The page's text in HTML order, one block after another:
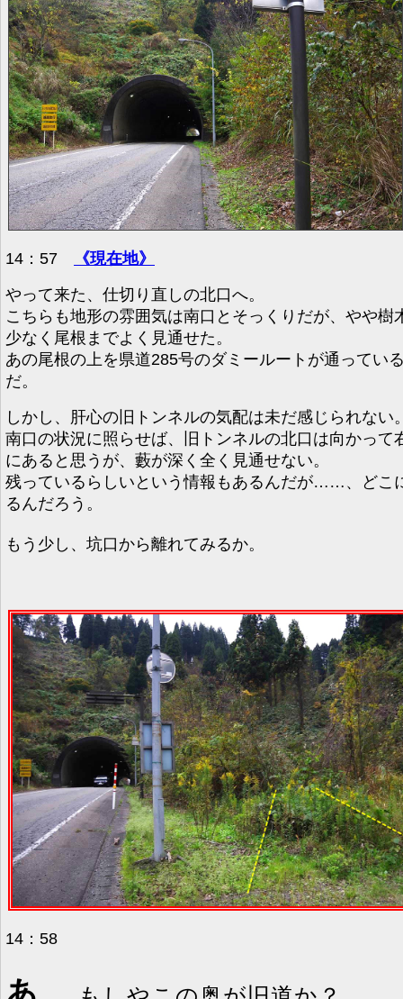
14：57
《現在地》
やって来た、仕切り直しの北口へ。
こちらも地形の雰囲気は南口とそっくりだが、やや樹
少なく尾根までよく見通せた。
あの尾根の上を県道285号のダミールートが通ってい
だ。
しかし、肝心の旧トンネルの気配は未だ感じられない
南口の状況に照らせば、旧トンネルの北口は向かって
にあると思うが、藪が深く全く見通せない。
残っているらしいという情報もあるんだが……、どこ
るんだろう。
もう少し、坑口から離れてみるか。
14：58